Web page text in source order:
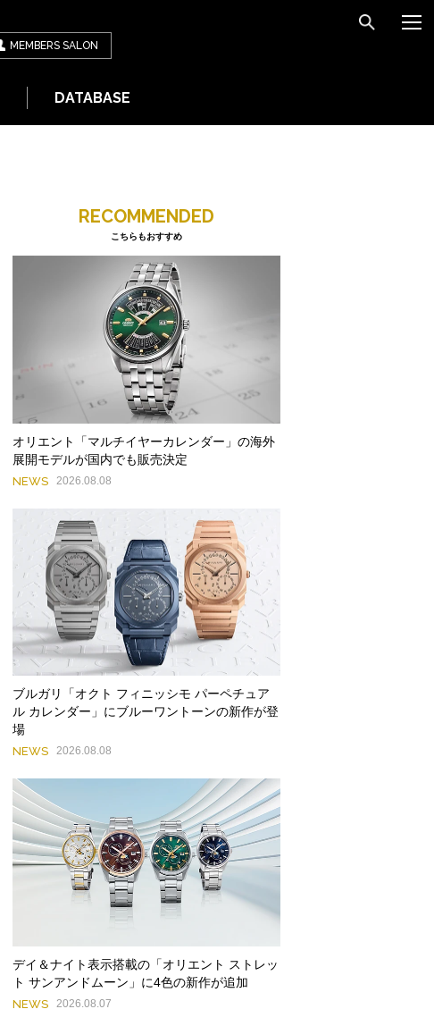
MEMBERS SALON
DATABASE
RECOMMENDED
こちらもおすすめ
オリエント「マルチイヤーカレンダー」の海外
展開モデルが国内でも販売決定
NEWS 2026.08.08
ブルガリ「オクト フィニッシモ パーペチュア
ル カレンダー」にブルーワントーンの新作が登
場
NEWS 2026.08.08
デイ＆ナイト表示搭載の「オリエント ストレッ
ト サンアンドムーン」に4色の新作が追加
NEWS 2026.08.07